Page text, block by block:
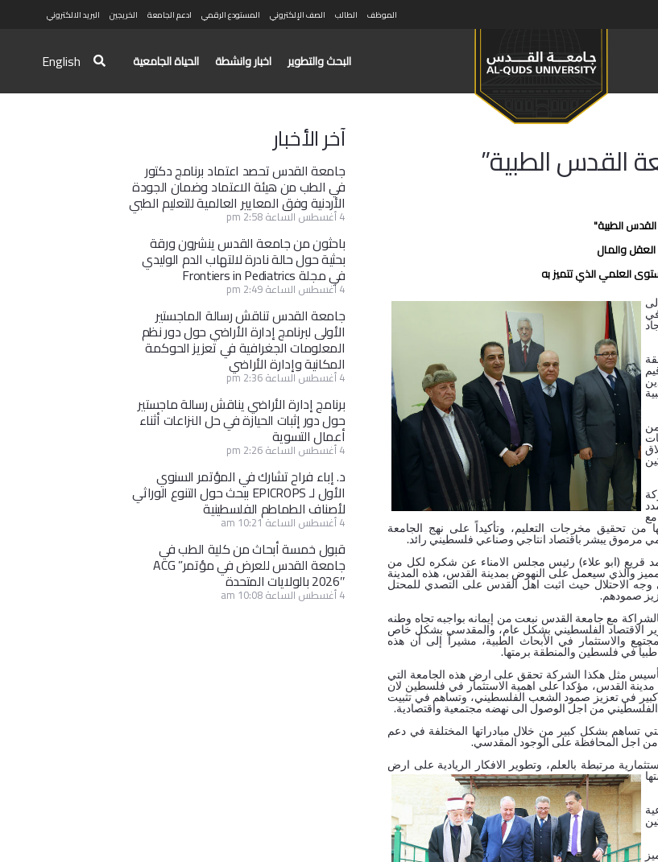
الموظف الطالب الصف الإلكتروني المستودع الرقمي ادعم الجامعة الخريجين البريد الالكتروني
البحث والتطوير اخبار وانشطة الحياة الجامعية English
القدس الطبية”
الطبية"
والمال
العلمي الذي تتميز به
من تحقيق مخرجات التعليم، وتأكيداً على نهج الجامعة
مرموق يبشر باقتصاد انتاجي وصناعي فلسطيني رائد.
قريع (ابو علاء) رئيس مجلس الامناء عن شكره لكل من
والذي سيعمل على النهوض بمدينة القدس، هذه المدينة
الاحتلال حيث اثبت اهل القدس على التصدي للمحتل
صمودهم.
مع جامعة القدس نبعت من إيمانه بواجبه تجاه وطنه
الاقتصاد الفلسطيني بشكل عام، والمقدسي بشكل خاص
والاستثمار في الأبحاث الطبية، مشيراً إلى أن هذه
طبياً في فلسطين والمنطقة برمتها.
مثل هكذا الشركة تحقق على ارض هذه الجامعة التي
القدس، مؤكدا على اهمية الاستثمار في فلسطين لان
في تعزيز صمود الشعب الفلسطيني، وتساهم في تثبيت
من اجل الوصول الى نهضه مجتمعية واقتصادية.
تساهم بشكل كبير من خلال مبادراتها المختلفة في دعم
من اجل المحافظة على الوجود المقدسي.
مرتبطة بالعلم، وتطوير الافكار الريادية على ارض
آخر الأخبار
جامعة القدس تحصد اعتماد برنامج دكتور
في الطب من هيئة الاعتماد وضمان الجودة
الأردنية وفق المعايير العالمية للتعليم الطبي
4 أغسطس الساعة 2:58 pm
باحثون من جامعة القدس ينشرون ورقة
بحثية حول حالة نادرة لالتهاب الدم الوليدي
في مجلة Frontiers in Pediatrics
4 أغسطس الساعة 2:49 pm
جامعة القدس تناقش رسالة الماجستير
الأولى لبرنامج إدارة الأراضي حول دور نظم
المعلومات الجغرافية في تعزيز الحوكمة
المكانية وإدارة الأراضي
4 أغسطس الساعة 2:36 pm
برنامج إدارة الأراضي يناقش رسالة ماجستير
حول دور إثبات الحيازة في حل النزاعات أثناء
أعمال التسوية
4 أغسطس الساعة 2:26 pm
د. إباء فراح تشارك في المؤتمر السنوي
الأول لـ EPICROPS ببحث حول التنوع الوراثي
لأصناف الطماطم الفلسطينية
4 أغسطس الساعة 10:21 am
قبول خمسة أبحاث من كلية الطب في
جامعة القدس للعرض في مؤتمر” ACG
2026″ بالولايات المتحدة
4 أغسطس الساعة 10:08 am